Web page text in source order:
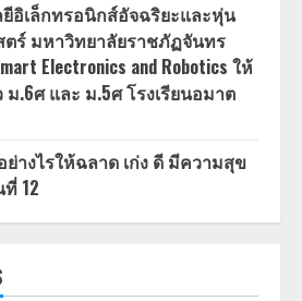
อิเล็กทรอนิกส์อัจฉริยะและหุ่น
ร์ มหาวิทยาลัยราชภัฏจันทร
Electronics and Robotics ให้
.6ศ และ ม.5ศ โรงเรียนอมาต
ย่างไรให้ฉลาด เก่ง ดี มีความสุข
12